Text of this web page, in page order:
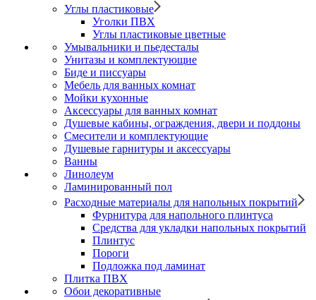
Углы пластиковые
Уголки ПВХ
Углы пластиковые цветные
Умывальники и пьедесталы
Унитазы и комплектующие
Биде и писсуары
Мебель для ванных комнат
Мойки кухонные
Аксессуары для ванных комнат
Душевые кабины, ограждения, двери и поддоны
Смесители и комплектующие
Душевые гарнитуры и аксессуары
Ванны
Линолеум
Ламинированный пол
Расходные материалы для напольных покрытий
Фурнитура для напольного плинтуса
Средства для укладки напольных покрытий
Плинтус
Пороги
Подложка под ламинат
Плитка ПВХ
Обои декоративные